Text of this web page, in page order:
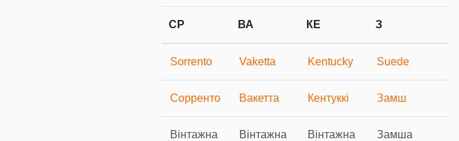
СР ВА КЕ З
Sorrento Vaketta Kentucky Suede
Сорренто Вакетта Кентуккі Замш
Вінтажна
Вінтажна
Вінтажна
Замша